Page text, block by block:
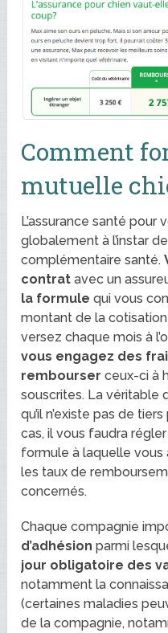
Comment
mutuelle
L’assurance santé
globalement à l’instar
complémentaire santé.
contrat avec un
la formule qui vous
montant de la
versez chaque mois à
vous engagez des
rembourser ceux-ci à
souscrites. La véritable
qu’il n’existe pas de
cas, il vous faudra
formule à laquelle vous
les taux de
concernés.
Chaque compagnie
d’adhésion parmi
jour obligatoire des
notamment la
(certaines maladies
de la compagnie,